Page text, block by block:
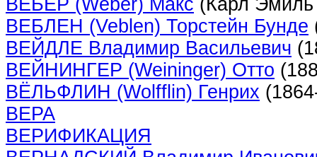
ВЕБЛЕН (Veblen) Торстейн Бунде
ВЕЙДЛЕ Владимир Васильевич
ВЕЙНИНГЕР (Weininger) Отто
ВЁЛЬФЛИН (Wolfflin) Генрих
ВЕРА
ВЕРИФИКАЦИЯ